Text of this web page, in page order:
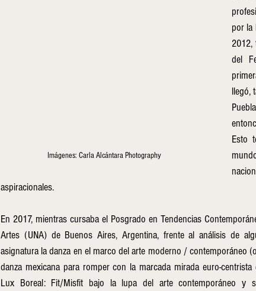
Imágenes: Carla Alcántara Photography
por la
2012,
del
llegó,
Esto
aspiracionales.
En 2017, mientras cursaba el Posgrado en Tendencias
Artes (UNA) de Buenos Aires, Argentina, frente al análisis de
asignatura la danza en el marco del arte moderno / contemporáneo
danza mexicana para romper con la marcada mirada euro-
Lux Boreal: Fit/Misfit bajo la lupa del arte contemporáneo y